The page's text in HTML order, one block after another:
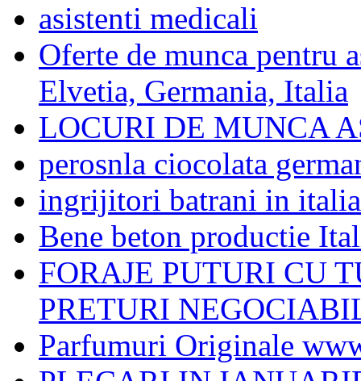
asistenti medicali
Oferte de munca pentru
Elvetia, Germania, Italia
LOCURI DE MUNCA
perosnla ciocolata
ingrijitori batrani in italia
Bene beton productie
FORAJE PUTURI CU
PRETURI
Parfumuri Originale